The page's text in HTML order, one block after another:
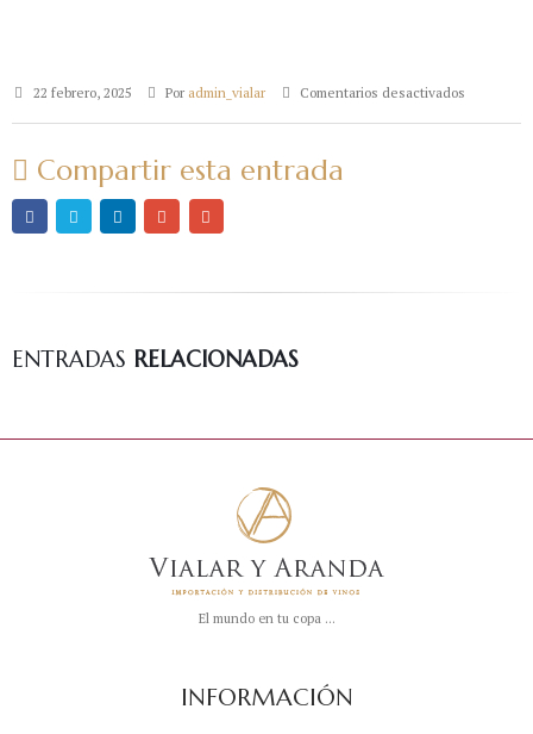
22 febrero, 2025 Por admin_vialar Comentarios desactivados
Compartir esta entrada
ENTRADAS RELACIONADAS
El mundo en tu copa ...
INFORMACIÓN